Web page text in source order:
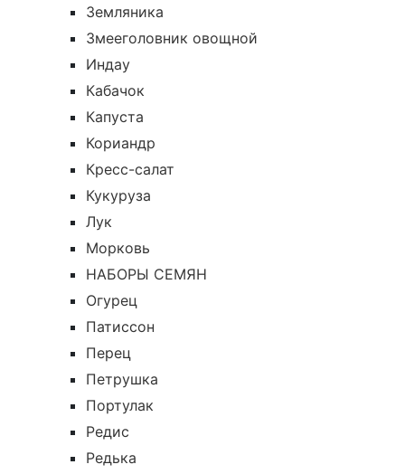
Земляника
Змееголовник овощной
Индау
Кабачок
Капуста
Кориандр
Кресс-салат
Кукуруза
Лук
Морковь
НАБОРЫ СЕМЯН
Огурец
Патиссон
Перец
Петрушка
Портулак
Редис
Редька